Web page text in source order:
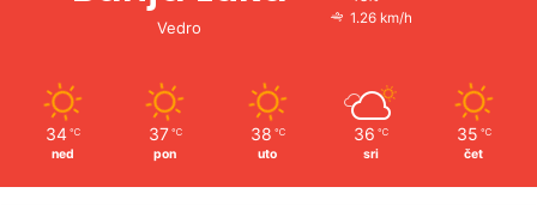
Vedro
1.26 km/h
34 ℃
ned
37 ℃
pon
38 ℃
uto
36 ℃
sri
35 ℃
čet